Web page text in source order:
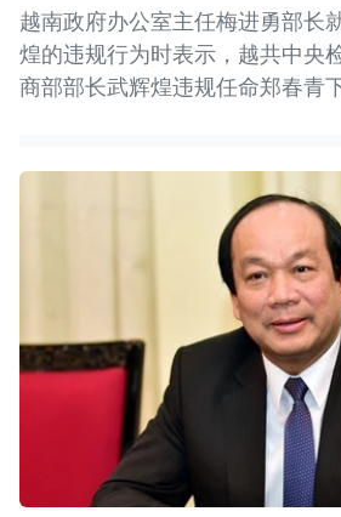
越南政府办公室主任梅进勇部长
煌的违规行为时表示，越共中央
商部部长武辉煌违规任命郑春青